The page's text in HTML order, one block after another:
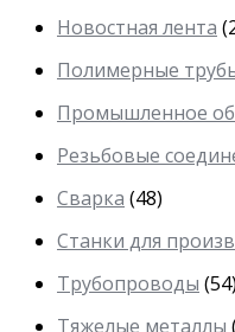
Новостная лента
Полимерные
Промышленное
Резьбовые
Сварка (48)
Станки для
Трубопроводы (54)
Тяжелые металлы